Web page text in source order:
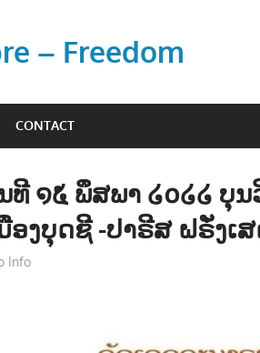
– Freedom
CONTACT
ທີ ໑໕ ພຶສພາ ໒໐໒໒ ບຸ
ອງບຸດຊີ -ປາຣີສ ຝຣັ່ງເສ
Info